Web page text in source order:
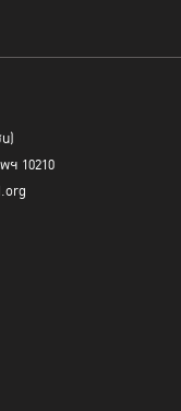
)
ฯ 10210